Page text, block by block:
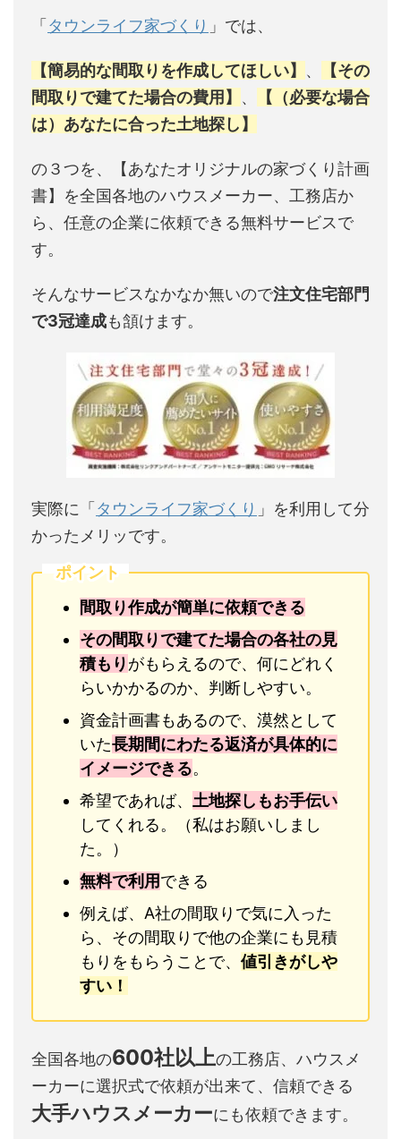
「 タウンライフ家づくり 」では、
【簡易的な間取りを作成してほしい】 、
【その
間取りで建てた場合の費用】 、
【（必要な場合
は）あなたに合った土地探し】
の３つを、【あなたオリジナルの家づくり計画
書】を全国各地のハウスメーカー、工務店か
ら、任意の企業に依頼できる無料サービスで
す。
そんなサービスなかなか無いので注文住宅部門
で3冠達成も頷けます。
実際に「 タウンライフ家づくり 」を利用して分
かったメリッです。
ポイント
間取り作成が簡単に依頼できる
その間取りで建てた場合の各社の見
積もりがもらえるので、何にどれく
らいかかるのか、判断しやすい。
資金計画書もあるので、漠然として
いた長期間にわたる返済が具体的に
イメージできる。
希望であれば、 土地探しもお手伝い
してくれる。（私はお願いしまし
た。）
無料で利用できる
例えば、A社の間取りで気に入った
ら、その間取りで他の企業にも見積
もりをもらうことで、 値引きがしや
すい！
全国各地の600社以上の工務店、ハウスメ
ーカーに選択式で依頼が出来て、信頼できる
大手ハウスメーカーにも依頼できます。